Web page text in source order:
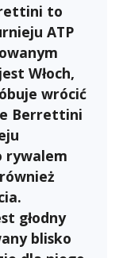
to
ATP
Włoch,
wrócić
Berrettini
rywalem
głodny
blisko